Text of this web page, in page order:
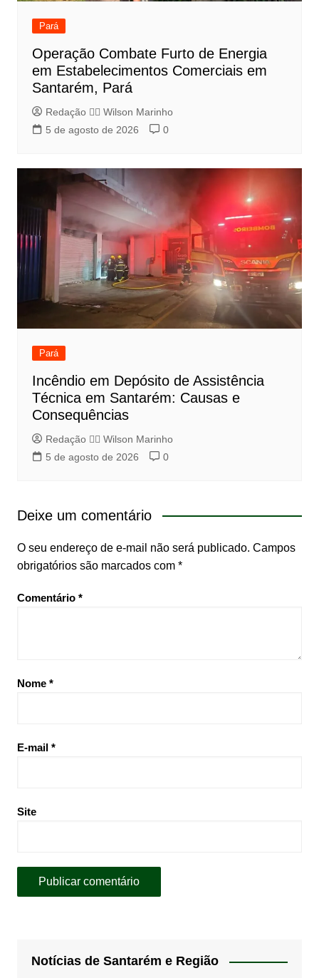
Pará
Operação Combate Furto de Energia
em Estabelecimentos Comerciais em
Santarém, Pará
Redação 👨‍⚖️​ Wilson Marinho
5 de agosto de 2026
0
Pará
Incêndio em Depósito de Assistência
Técnica em Santarém: Causas e
Consequências
Redação 👨‍⚖️​ Wilson Marinho
5 de agosto de 2026
0
Deixe um comentário
O seu endereço de e-mail não será publicado. Campos
obrigatórios são marcados com *
Comentário *
Nome *
E-mail *
Site
Notícias de Santarém e Região